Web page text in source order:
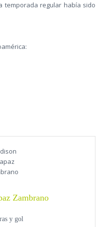
temporada regular había sido
Zambrano
y gol